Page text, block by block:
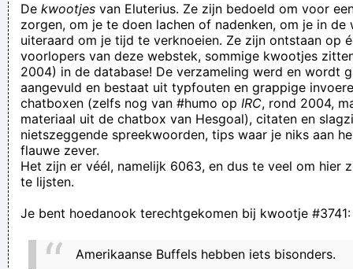
SKEMBOEROEB SHEB KHAZEM CHIMENEI SMERHODNIWOA!
morgenstond heeft een wekker in de mond
Dat bakkes van jou, kan dat ook dicht? Doe eens?
Ik denk niet dat ze mij gaan vragen om minister te zijn, nee
Het heeft al maanden over 4 Russen gegaan , nu gaat het
plots over 2 Amerikanen ...
Ik durf het niet te zeggen want nu ga je daar extra naar
...maar wel gelijk nen dikke door de Shopping ketse
De kwootjes van Eluterius. Ze zijn bedoeld om voor
zorgen, om je te doen lachen of nadenken, om je in de
uiteraard om je tijd te verknoeien. Ze zijn ontstaan op
voorlopers van deze webstek, sommige kwootjes
2004) in de database! De verzameling werd en wordt
aangevuld en bestaat uit typfouten en grappige
chatboxen (zelfs nog van #humo op IRC, rond 2004,
materiaal uit de chatbox van Hesgoal), citaten en
nietszeggende spreekwoorden, tips waar je niks aan
flauwe zever.
Het zijn er véél, namelijk 6063, en dus te veel om hier
te lijsten.
Je bent hoedanook terechtgekomen bij kwootje #3741:
Amerikaanse Buffels hebben iets bisonders.